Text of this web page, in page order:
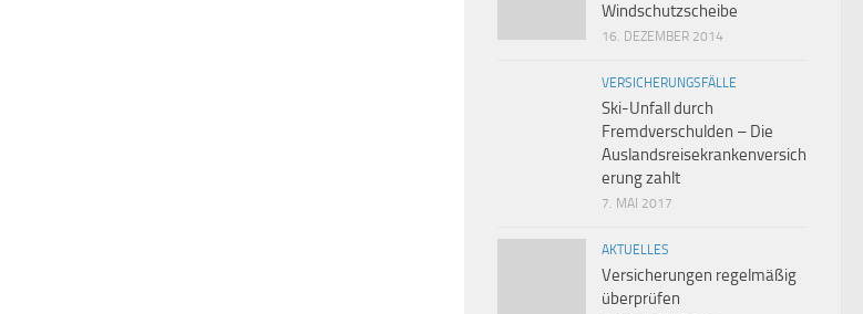
Windschutzscheibe
16. DEZEMBER 2014
VERSICHERUNGSFÄLLE
Ski-Unfall durch
Fremdverschulden – Die
Auslandsreisekrankenversich
erung zahlt
7. MAI 2017
AKTUELLES
Versicherungen regelmäßig
überprüfen